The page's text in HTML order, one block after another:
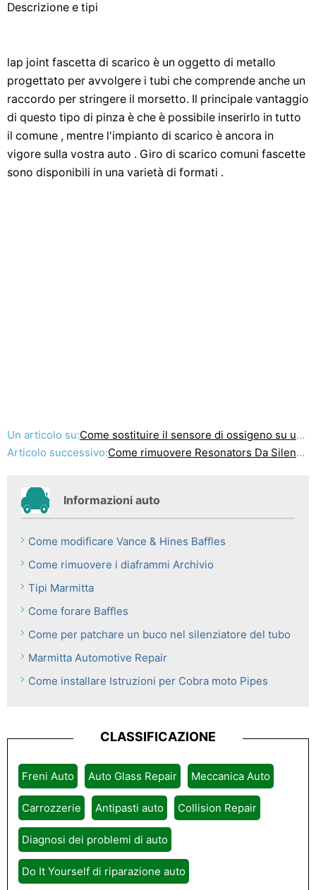
Descrizione e tipi
lap joint fascetta di scarico è un oggetto di metallo
progettato per avvolgere i tubi che comprende anche un
raccordo per stringere il morsetto. Il principale vantaggio
di questo tipo di pinza è che è possibile inserirlo in tutto
il comune , mentre l'impianto di scarico è ancora in
vigore sulla vostra auto . Giro di scarico comuni fascette
sono disponibili in una varietà di formati .
Un articolo su:Come sostituire il sensore di ossigeno su un 2001 Eclipse GT
Articolo successivo:Come rimuovere Resonators Da Silenziatori
Informazioni auto
Come modificare Vance & Hines Baffles
Come rimuovere i diaframmi Archivio
Tipi Marmitta
Come forare Baffles
Come per patchare un buco nel silenziatore del tubo
Marmitta Automotive Repair
Come installare Istruzioni per Cobra moto Pipes
CLASSIFICAZIONE
Freni Auto Auto Glass Repair Meccanica Auto
Carrozzerie Antipasti auto Collision Repair
Diagnosi dei problemi di auto
Do It Yourself di riparazione auto